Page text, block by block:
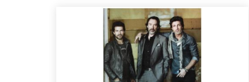
Maquillaje moda y
tendencias